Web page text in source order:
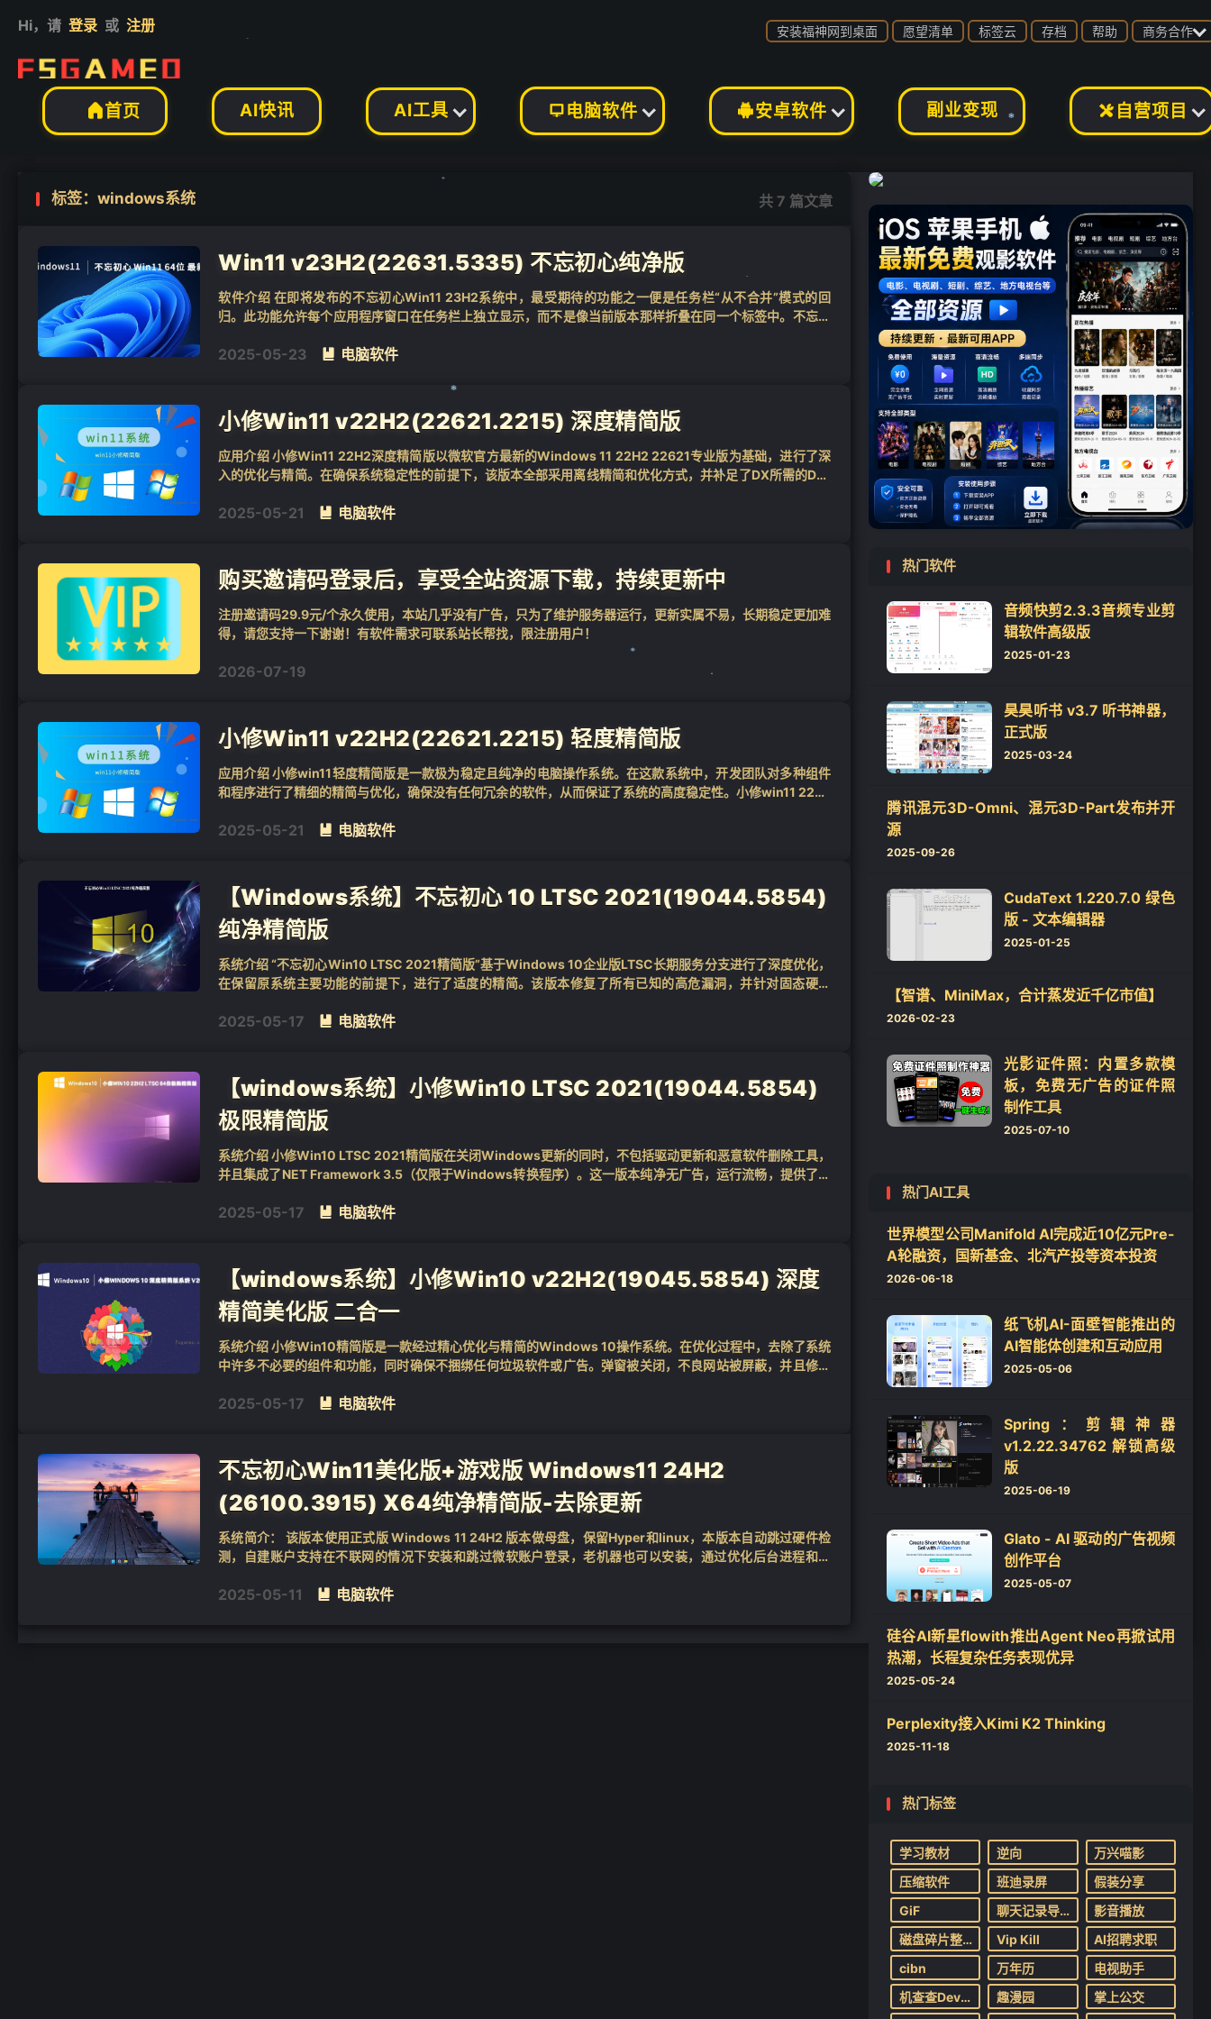
首页 AI快讯 AI工具  电脑软件 安卓软件 副业变现  自营项目
安装福神网到桌面 愿望清单 标签云 存档 帮助 商务合作
Hi，请 登录 或 注册
共 7 篇文章
标签：windows系统
Win11 v23H2(22631.5335) 不忘初心纯净版
软件介绍 在即将发布的不忘初心Win11 23H2系统中，最受期待的功能之一便是任务栏“从不合并”模式的回
归。此功能允许每个应用程序窗口在任务栏上独立显示，而不是像当前版本那样折叠在同一个标签中。不忘初
2025-05-23  电脑软件
小修Win11 v22H2(22621.2215) 深度精简版
应用介绍 小修Win11 22H2深度精简版以微软官方最新的Windows 11 22H2 22621专业版为基础，进行了深
入的优化与精简。在确保系统稳定性的前提下，该版本全部采用离线精简和优化方式，并补足了DX所需的DLL
2025-05-21  电脑软件
购买邀请码登录后，享受全站资源下载，持续更新中
注册邀请码29.9元/个永久使用，本站几乎没有广告，只为了维护服务器运行，更新实属不易，长期稳定更加难
得，请您支持一下谢谢！有软件需求可联系站长帮找，限注册用户！
2026-07-19
小修Win11 v22H2(22621.2215) 轻度精简版
应用介绍 小修win11轻度精简版是一款极为稳定且纯净的电脑操作系统。在这款系统中，开发团队对多种组件
和程序进行了精细的精简与优化，确保没有任何冗余的软件，从而保证了系统的高度稳定性。小修win11 22h2
2025-05-21  电脑软件
【Windows系统】不忘初心 10 LTSC 2021(19044.5854)
纯净精简版
系统介绍 “不忘初心Win10 LTSC 2021精简版”基于Windows 10企业版LTSC长期服务分支进行了深度优化，
在保留原系统主要功能的前提下，进行了适度的精简。该版本修复了所有已知的高危漏洞，并针对固态硬盘
2025-05-17  电脑软件
【windows系统】小修Win10 LTSC 2021(19044.5854)
极限精简版
系统介绍 小修Win10 LTSC 2021精简版在关闭Windows更新的同时，不包括驱动更新和恶意软件删除工具，
并且集成了NET Framework 3.5（仅限于Windows转换程序）。这一版本纯净无广告，运行流畅，提供了便
2025-05-17  电脑软件
【windows系统】小修Win10 v22H2(19045.5854) 深度
精简美化版 二合一
系统介绍 小修Win10精简版是一款经过精心优化与精简的Windows 10操作系统。在优化过程中，去除了系统
中许多不必要的组件和功能，同时确保不捆绑任何垃圾软件或广告。弹窗被关闭，不良网站被屏蔽，并且修复
2025-05-17  电脑软件
不忘初心Win11美化版+游戏版 Windows11 24H2
(26100.3915) X64纯净精简版-去除更新
系统简介： 该版本使用正式版 Windows 11 24H2 版本做母盘，保留Hyper和linux，本版本自动跳过硬件检
测，自建账户支持在不联网的情况下安装和跳过微软账户登录，老机器也可以安装，通过优化后台进程和服
2025-05-11  电脑软件
热门软件
音频快剪2.3.3音频专业剪
辑软件高级版
2025-01-23
昊昊听书 v3.7 听书神器，
正式版
2025-03-24
腾讯混元3D-Omni、混元3D-Part发布并开
源
2025-09-26
CudaText 1.220.7.0 绿色
版 - 文本编辑器
2025-01-25
【智谱、MiniMax，合计蒸发近千亿市值】
2026-02-23
光影证件照：内置多款模
板，免费无广告的证件照
制作工具
2025-07-10
热门AI工具
世界模型公司Manifold AI完成近10亿元Pre-
A轮融资，国新基金、北汽产投等资本投资
2026-06-18
纸飞机AI-面壁智能推出的
AI智能体创建和互动应用
2025-05-06
Spring：剪辑神器
v1.2.22.34762 解锁高级
版
2025-06-19
Glato - AI 驱动的广告视频
创作平台
2025-05-07
硅谷AI新星flowith推出Agent Neo再掀试用
热潮，长程复杂任务表现优异
2025-05-24
Perplexity接入Kimi K2 Thinking
2025-11-18
热门标签
学习教材 逆向
万兴喵影
压缩软件
班迪录屏
假装分享
GiF
聊天记录导出
影音播放
磁盘碎片整理
Vip Kill
AI招聘求职
cibn
万年历
电视助手
机查查Devink
趣漫园
掌上公交
❄
❄